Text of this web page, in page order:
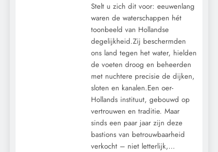
Stelt u zich dit voor: eeuwenlang
waren de waterschappen hét
toonbeeld van Hollandse
degelijkheid.Zij beschermden
ons land tegen het water, hielden
de voeten droog en beheerden
met nuchtere precisie de dijken,
sloten en kanalen.Een oer-
Hollands instituut, gebouwd op
vertrouwen en traditie. Maar
sinds een paar jaar zijn deze
bastions van betrouwbaarheid
verkocht – niet letterlijk,…